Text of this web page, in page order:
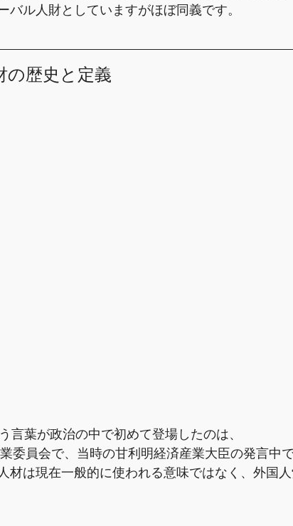
バル人財としていますがほぼ同義です。
の歴史と定義
葉が政治の中で初めて登場したのは、
委員会で、当時の甘利明経済産業大臣の発言中
材は現在一般的に使われる意味ではなく、外国